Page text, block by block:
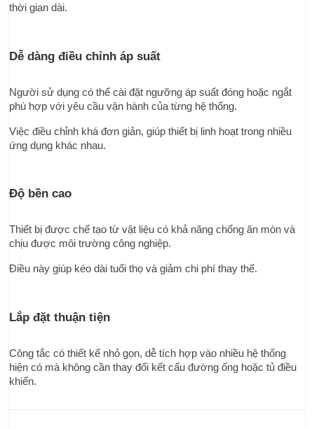
thời gian dài.
Dễ dàng điều chỉnh áp suất
Người sử dụng có thể cài đặt ngưỡng áp suất đóng hoặc ngắt
phù hợp với yêu cầu vận hành của từng hệ thống.
Việc điều chỉnh khá đơn giản, giúp thiết bị linh hoạt trong nhiều
ứng dụng khác nhau.
Độ bền cao
Thiết bị được chế tạo từ vật liệu có khả năng chống ăn mòn và
chịu được môi trường công nghiệp.
Điều này giúp kéo dài tuổi thọ và giảm chi phí thay thế.
Lắp đặt thuận tiện
Công tắc có thiết kế nhỏ gọn, dễ tích hợp vào nhiều hệ thống
hiện có mà không cần thay đổi kết cấu đường ống hoặc tủ điều
khiển.